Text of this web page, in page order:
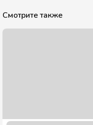
Смотрите также